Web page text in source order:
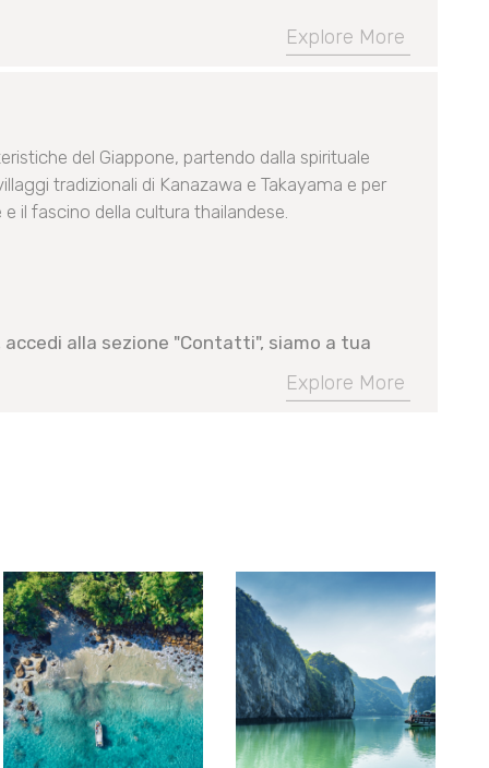
Explore More
del Giappone, partendo dalla spirituale
tradizionali di Kanazawa e Takayama e per
il fascino della cultura thailandese.
alla sezione "Contatti", siamo a tua
Explore More